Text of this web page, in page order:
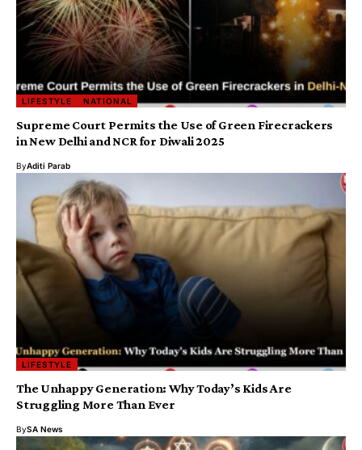
LIFESTYLE NATIONAL
Supreme Court Permits the Use of Green Firecrackers
in New Delhi and NCR for Diwali 2025
ByAditi Parab
LIFESTYLE
The Unhappy Generation: Why Today’s Kids Are
Struggling More Than Ever
BySA News